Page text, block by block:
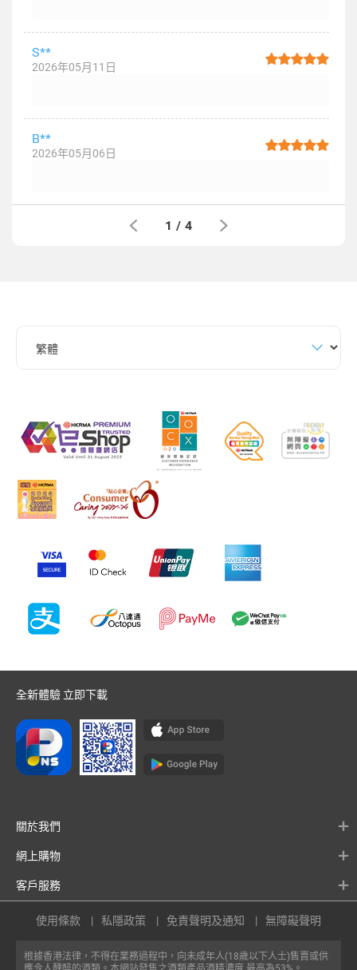
S**
2026年05月11日
B**
2026年05月06日
1 / 4
全新體驗 立即下載
關於我們
網上購物
客戶服務
根據香港法律，不得在業務過程中，向未成年人(18歲以下人士)售賣或供
使用條款 私隱政策 免責聲明及通知 無障礙聲明